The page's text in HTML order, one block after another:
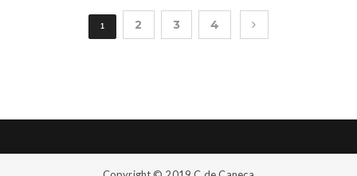
1 2 3 4